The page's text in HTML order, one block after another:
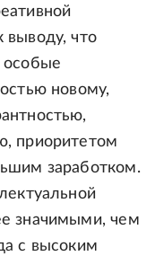
что
особые
новому,
приоритетом
заработком.
значимыми, чем
с высоким